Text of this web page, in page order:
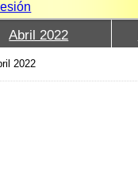
Abril 2022
2022